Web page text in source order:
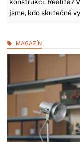
konstrukcí. Realita?
jsme, kdo skutečně
MAGAZÍN